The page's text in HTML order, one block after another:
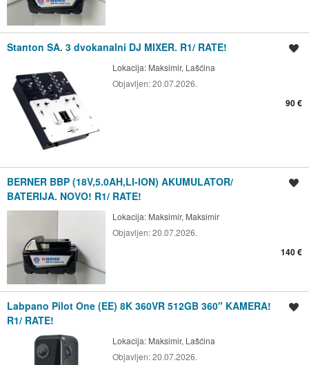
Stanton SA. 3 dvokanalni DJ MIXER. R1/ RATE!
Lokacija: Maksimir, Lašćina
Objavljen:20.07.2026.
90 €
BERNER BBP (18V,5.0AH,LI-ION) AKUMULATOR/
BATERIJA. NOVO! R1/ RATE!
Lokacija: Maksimir, Maksimir
Objavljen:20.07.2026.
140 €
Labpano Pilot One (EE) 8K 360VR 512GB 360" KAMERA!
R1/ RATE!
Lokacija: Maksimir, Lašćina
Objavljen:20.07.2026.